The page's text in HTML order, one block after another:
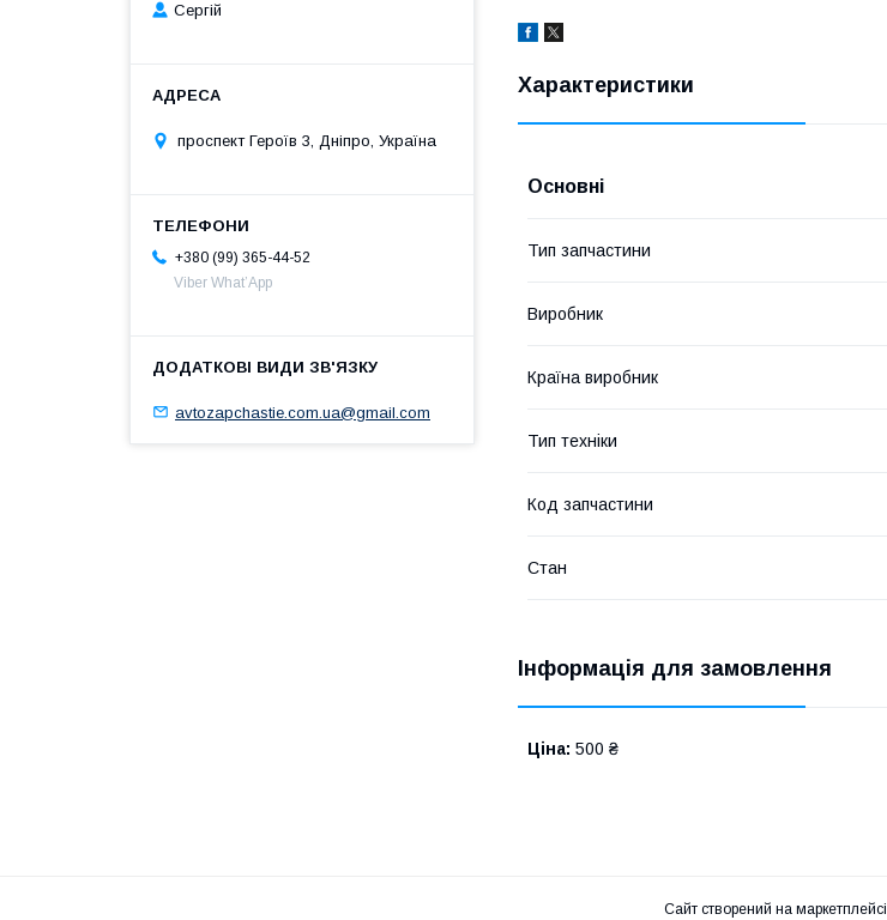
Характеристики
Основні
Тип запчастини
Виробник
Країна виробник
Тип техніки
Код запчастини
Стан
Інформація для замовлення
Ціна: 500 ₴
Сергій
проспект Героїв 3, Дніпро, Україна
+380 (99) 365-44-52
Viber What’App
avtozapchastie.com.ua@gmail.com
Сайт створений на маркетплейсі